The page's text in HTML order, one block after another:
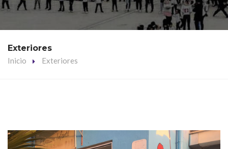
Exteriores
Inicio Exteriores